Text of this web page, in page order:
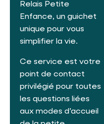
Relais Petite
Enfance, un guichet
unique pour vous
simplifier la vie.
Ce service est votre
point de contact
privilégié pour toutes
les questions liées
aux modes d’accueil